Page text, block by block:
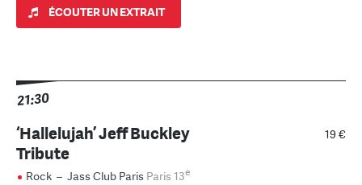
ÉCOUTER UN EXTRAIT
21:30
19 €
‘Hallelujah’ Jeff Buckley
Tribute
Rock – Jass Club Paris Paris 13e